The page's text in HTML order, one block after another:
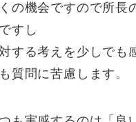
の機会ですので所長
すし
する考えを少しでも
質問に苦慮します。